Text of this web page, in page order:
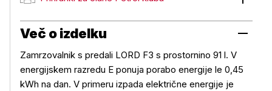
Prihranki za člane Petrol kluba
Več o izdelku
Zamrzovalnik s predali LORD F3 s prostornino 91 l. V
energijskem razredu E ponuja porabo energije le 0,45
kWh na dan. V primeru izpada električne energije je